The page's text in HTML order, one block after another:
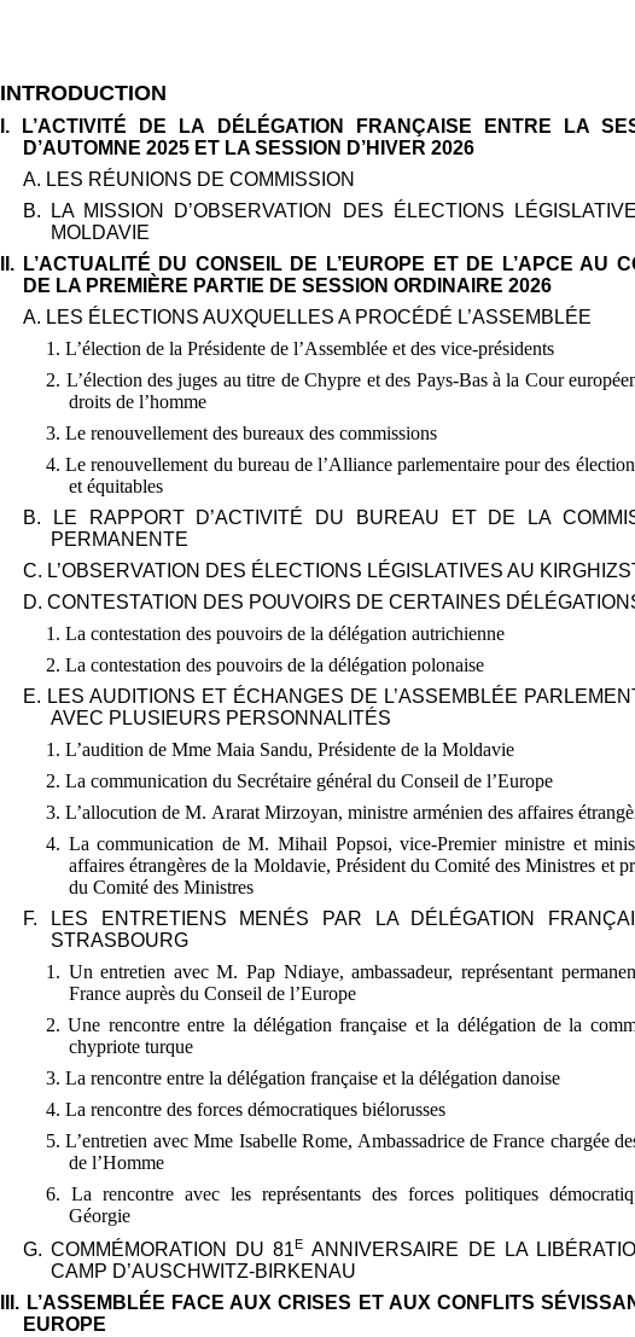
INTRODUCTION
I. L’ACTIVITÉ DE LA DÉLÉGATION FRANÇAISE ENTRE LA
D’AUTOMNE 2025 ET LA SESSION D’HIVER 2026
A. LES RÉUNIONS DE COMMISSION
B. LA MISSION D’OBSERVATION DES ÉLECTIONS
MOLDAVIE
II. L’ACTUALITÉ DU CONSEIL DE L’EUROPE ET DE L’APCE AU
DE LA PREMIÈRE PARTIE DE SESSION ORDINAIRE 2026
A. LES ÉLECTIONS AUXQUELLES A PROCÉDÉ L’ASSEMBLÉE
1. L’élection de la Présidente de l’Assemblée et des vice-présidents
2. L’élection des juges au titre de Chypre et des Pays-Bas à la Cour
droits de l’homme
3. Le renouvellement des bureaux des commissions
4. Le renouvellement du bureau de l’Alliance parlementaire pour des
et équitables
B. LE RAPPORT D’ACTIVITÉ DU BUREAU ET DE LA
PERMANENTE
C. L’OBSERVATION DES ÉLECTIONS LÉGISLATIVES AU
D. CONTESTATION DES POUVOIRS DE CERTAINES
1. La contestation des pouvoirs de la délégation autrichienne
2. La contestation des pouvoirs de la délégation polonaise
E. LES AUDITIONS ET ÉCHANGES DE L’ASSEMBLÉE
AVEC PLUSIEURS PERSONNALITÉS
1. L’audition de Mme Maia Sandu, Présidente de la Moldavie
2. La communication du Secrétaire général du Conseil de l’Europe
3. L’allocution de M. Ararat Mirzoyan, ministre arménien des affaires
4. La communication de M. Mihail Popsoi, vice-Premier ministre et
affaires étrangères de la Moldavie, Président du Comité des Ministres et
du Comité des Ministres
F. LES ENTRETIENS MENÉS PAR LA DÉLÉGATION
STRASBOURG
1. Un entretien avec M. Pap Ndiaye, ambassadeur, représentant
France auprès du Conseil de l’Europe
2. Une rencontre entre la délégation française et la délégation de la
chypriote turque
3. La rencontre entre la délégation française et la délégation danoise
4. La rencontre des forces démocratiques biélorusses
5. L’entretien avec Mme Isabelle Rome, Ambassadrice de France chargée
de l’Homme
6. La rencontre avec les représentants des forces politiques
Géorgie
G. COMMÉMORATION DU 81E
ANNIVERSAIRE DE LA
CAMP D’AUSCHWITZ-BIRKENAU
III. L’ASSEMBLÉE FACE AUX CRISES ET AUX CONFLITS
EUROPE